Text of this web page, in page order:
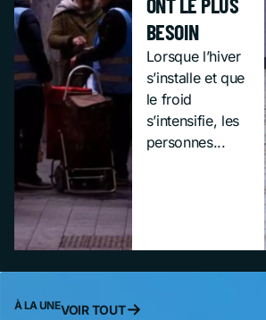
BESOIN
Lorsque l’hiver
s’installe et que
le froid
s’intensifie, les
personnes...
À LA UNEVOIR TOUT